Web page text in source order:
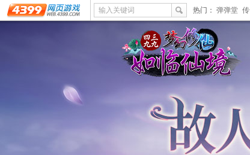
输入关键词 热门： 弹弹堂